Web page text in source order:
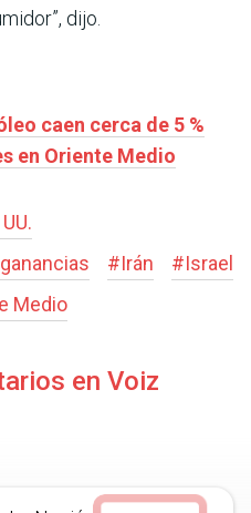
dijo.
caen cerca de 5 %
en Oriente Medio
ganancias #Irán #Israel
Medio
en Voiz